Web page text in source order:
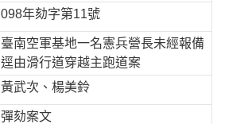
098年劾字第11號
臺南空軍基地一名憲兵營長未經報備
逕由滑行道穿越主跑道案
黃武次、楊美鈴
彈劾案文